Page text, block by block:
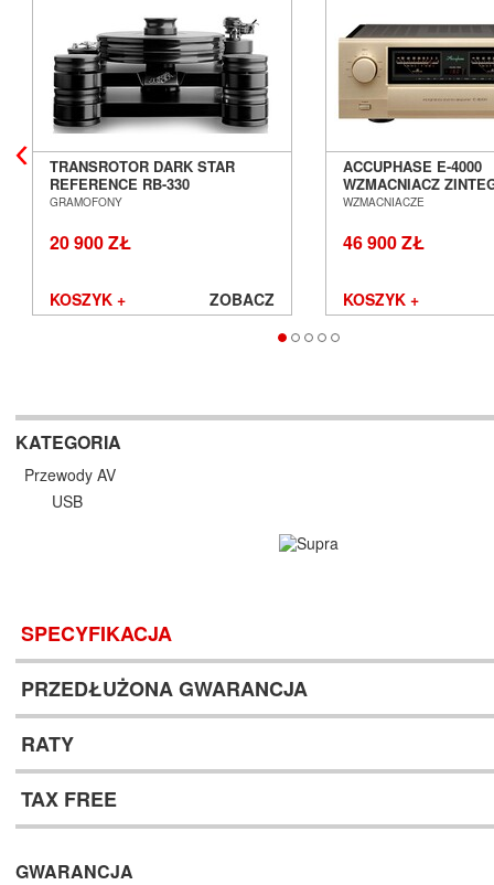
TRANSROTOR DARK STAR
REFERENCE RB-330
GRAMOFON ANALOGOWY
GRAMOFONY
20 900 ZŁ
KOSZYK + ZOBACZ
ACCUPHASE E-4000
WZMACNIACZ
SALON POZNAŃ
WZMACNIACZE
46 900 ZŁ
KOSZYK +
KATEGORIA
Przewody AV
USB
SPECYFIKACJA
PRZEDŁUŻONA GWARANCJA
RATY
TAX FREE
GWARANCJA